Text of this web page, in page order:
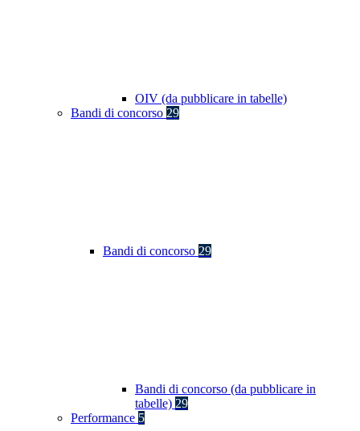
OIV (da pubblicare in tabelle)
Bandi di concorso 29
Bandi di concorso 29
Bandi di concorso (da pubblicare in
tabelle) 29
Performance 5